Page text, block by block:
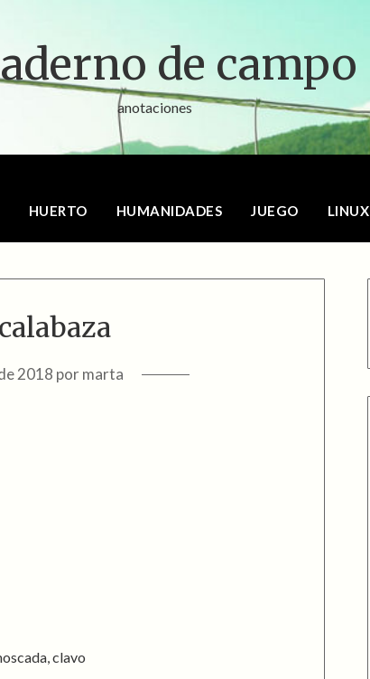
de campo
anotaciones
HUERTO HUMANIDADES JUEGO LINUX
2018 pormarta
clavo